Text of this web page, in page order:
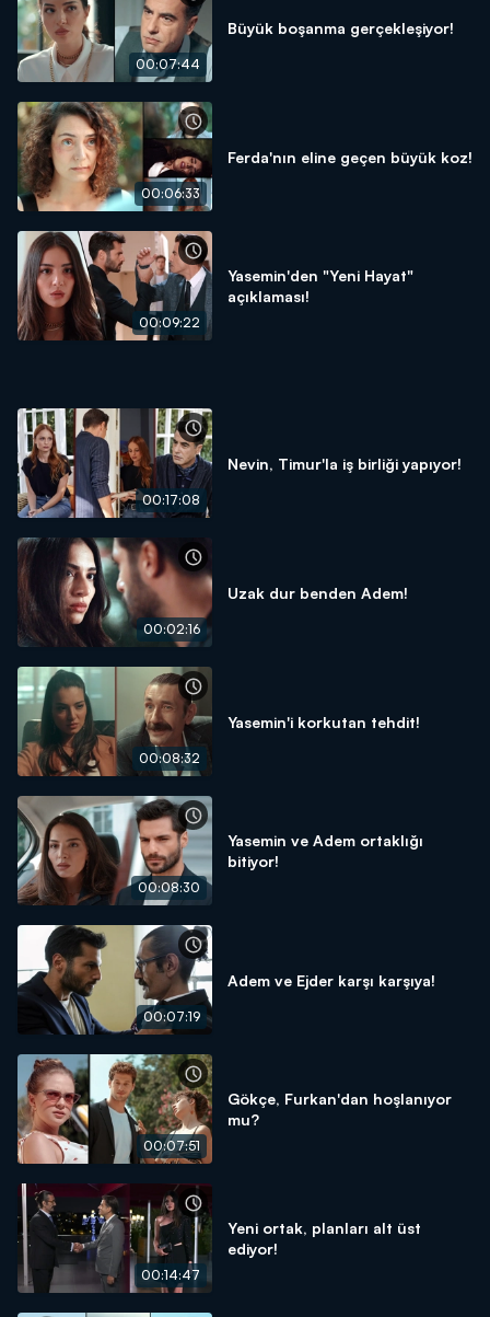
00:07:44
Büyük boşanma gerçekleşiyor!
00:06:33
Ferda'nın eline geçen büyük koz!
00:09:22
Yasemin'den "Yeni Hayat"
açıklaması!
00:17:08
Nevin, Timur'la iş birliği yapıyor!
00:02:16
Uzak dur benden Adem!
00:08:32
Yasemin'i korkutan tehdit!
00:08:30
Yasemin ve Adem ortaklığı
bitiyor!
00:07:19
Adem ve Ejder karşı karşıya!
00:07:51
Gökçe, Furkan'dan hoşlanıyor
mu?
00:14:47
Yeni ortak, planları alt üst
ediyor!